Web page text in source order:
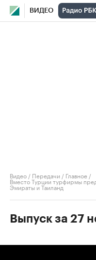
ВИДЕО
Видео / Передачи / Главное /
Вместо Турции турфирмы
Эмираты и Таиланд
Выпуск за 27